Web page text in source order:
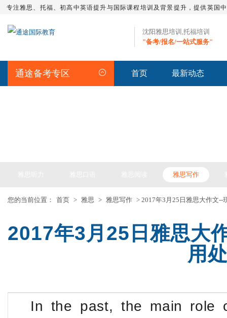
专注雅思、托福、初高中英语提升与国际课程培训及背景提升，提供英国
沈阳雅思培训,托福培训
"备考/报名/一站式服务"
通途备考专区 首页 最新动态
雅思写作
您的当前位置： 首页 > 雅思 > 雅思写作 > 2017年3月25日雅思大作文--
2017年3月25日雅思大
用
In the past, the main role